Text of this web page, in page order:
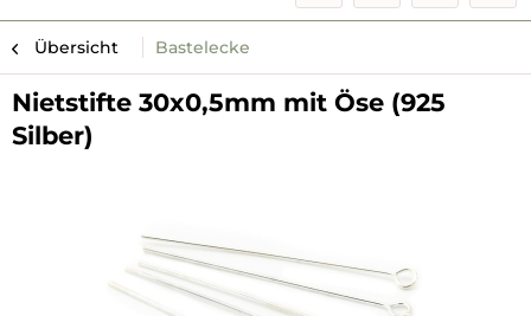
Übersicht Bastelecke
Nietstifte 30x0,5mm mit Öse (925
Silber)